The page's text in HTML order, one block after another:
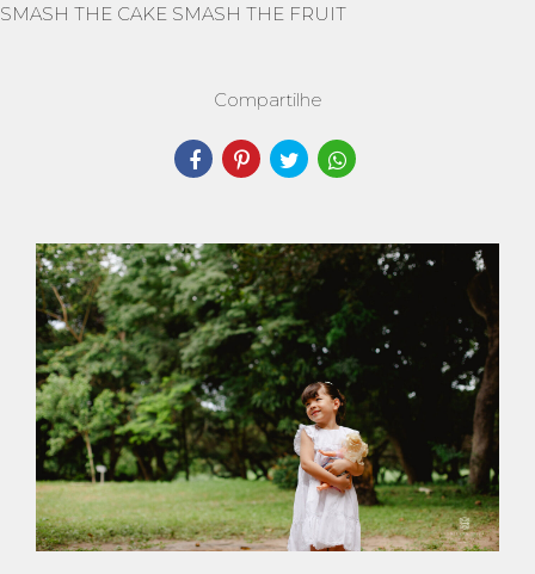
SMASH THE CAKE SMASH THE FRUIT
Compartilhe